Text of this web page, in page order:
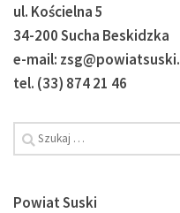
ul. Kościelna 5
34-200 Sucha Beskidzka
e-mail:
tel. (33) 874 21 46
Szukaj:
Powiat Suski